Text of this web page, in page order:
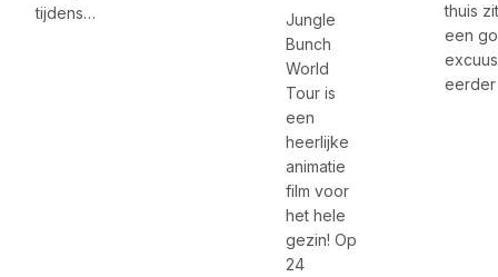
tijdens…
Jungle
Bunch
World
Tour is
een
heerlijke
animatie
film voor
het hele
gezin! Op
24
thuis
een